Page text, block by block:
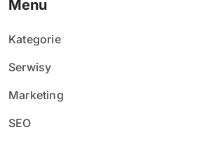
Menu
Kategorie
Serwisy
Marketing
SEO